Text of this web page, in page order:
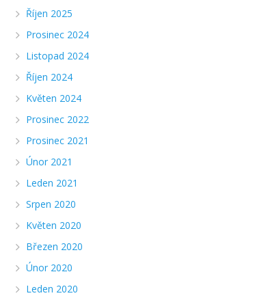
Říjen 2025
Prosinec 2024
Listopad 2024
Říjen 2024
Květen 2024
Prosinec 2022
Prosinec 2021
Únor 2021
Leden 2021
Srpen 2020
Květen 2020
Březen 2020
Únor 2020
Leden 2020